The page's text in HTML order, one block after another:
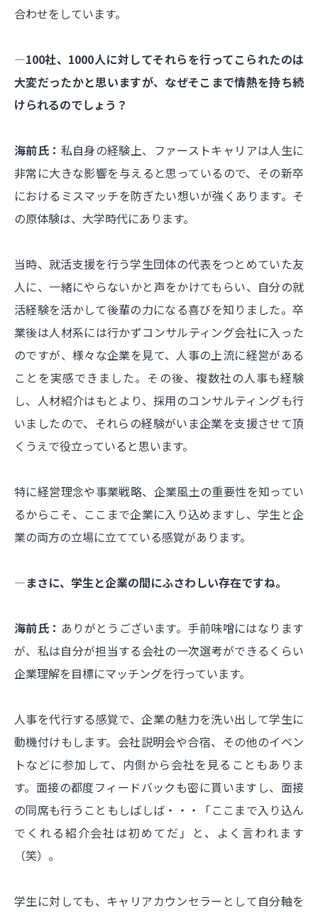
合わせをしています。
―100社、1000人に対してそれらを行ってこられたのは
大変だったかと思いますが、なぜそこまで情熱を持ち続
けられるのでしょう？
海前氏： 私自身の経験上、ファーストキャリアは人生に
非常に大きな影響を与えると思っているので、その新卒
におけるミスマッチを防ぎたい想いが強くあります。そ
の原体験は、大学時代にあります。
当時、就活支援を行う学生団体の代表をつとめていた友
人に、一緒にやらないかと声をかけてもらい、自分の就
活経験を活かして後輩の力になる喜びを知りました。卒
業後は人材系には行かずコンサルティング会社に入った
のですが、様々な企業を見て、人事の上流に経営がある
ことを実感できました。その後、複数社の人事も経験
し、人材紹介はもとより、採用のコンサルティングも行
いましたので、それらの経験がいま企業を支援させて頂
くうえで役立っていると思います。
特に経営理念や事業戦略、企業風土の重要性を知ってい
るからこそ、ここまで企業に入り込めますし、学生と企
業の両方の立場に立てている感覚があります。
―まさに、学生と企業の間にふさわしい存在ですね。
海前氏： ありがとうございます。手前味噌にはなります
が、私は自分が担当する会社の一次選考ができるくらい
企業理解を目標にマッチングを行っています。
人事を代行する感覚で、企業の魅力を洗い出して学生に
動機付けもします。会社説明会や合宿、その他のイベン
トなどに参加して、内側から会社を見ることもありま
す。面接の都度フィードバックも密に貰いますし、面接
の同席も行うこともしばしば・・・「ここまで入り込ん
でくれる紹介会社は初めてだ」と、よく言われます
（笑）。
学生に対しても、キャリアカウンセラーとして自分軸を